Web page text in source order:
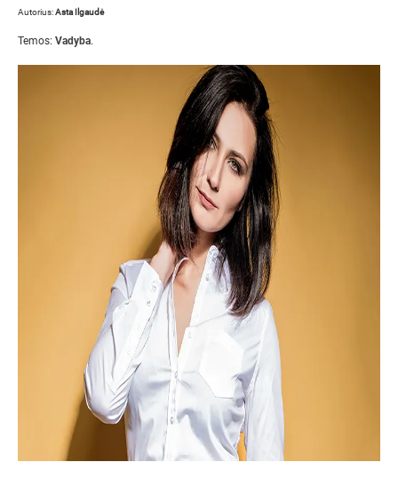
Autorius:Asta Ilgaudė
Temos: Vadyba.